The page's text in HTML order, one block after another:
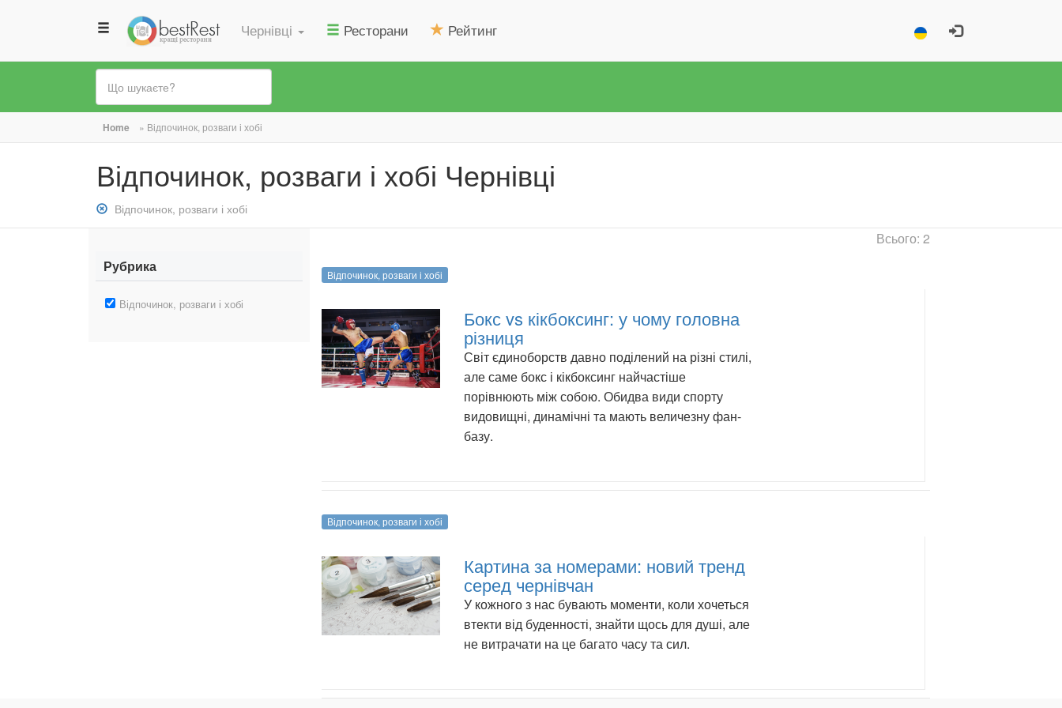
Чернівці Ресторани Рейтинг
Ви
є
тут
Home » Відпочинок, розваги і хобі
Відпочинок, розваги і хобі Чернівці
Зняти
фільтр:
розваги
і
хобі
Відпочинок, розваги і хобі
Рубрика
ЗнятиВідпочинок, розваги і хобі
Всього: 2
Відпочинок, розваги і хобі
Бокс vs кікбоксинг: у чому головна
різниця
Світ єдиноборств давно поділений на різні стилі,
але саме бокс і кікбоксинг найчастіше
порівнюють між собою. Обидва види спорту
видовищні, динамічні та мають величезну фан-
базу.
Відпочинок, розваги і хобі
Картина за номерами: новий тренд
серед чернівчан
У кожного з нас бувають моменти, коли хочеться
втекти від буденності, знайти щось для душі, але
не витрачати на це багато часу та сил.